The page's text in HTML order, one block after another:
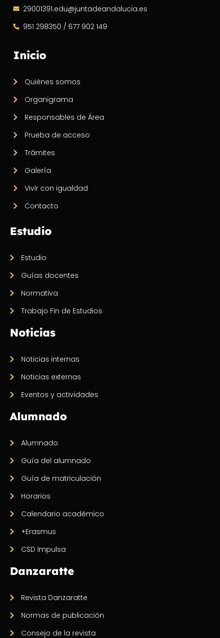
29001391.edu@juntadeandalucia.es
951 298350 / 677 902 149
Inicio
Quiénes somos
Organigrama
Responsables de Área
Prueba de acceso
Trámites
Galería
Vivir con igualdad
Contacto
Estudio
Estudio
Guías docentes
Normativa
Trabajo Fin de Estudios
Noticias
Noticias internas
Noticias externas
Eventos y actividades
Alumnado
Alumnado
Guía del alumnado
Guía de matriculación
Horarios
Calendario académico
+Erasmus
CSD Impulsa
Danzaratte
Revista Danzaratte
Normas de publicación
Consejo de la revista